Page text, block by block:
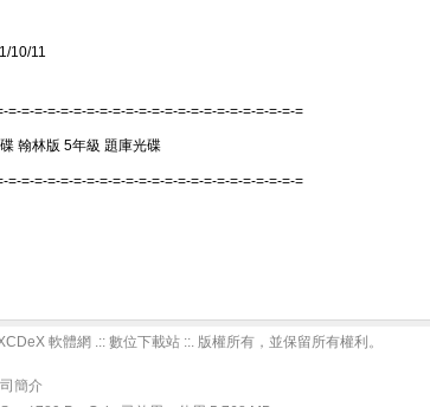
10/11
=-=-=-=-=-=-=-=-=-=-=-=-=-=-=-=-=-=-=-=-=-=-=
翰林版 5年級 題庫光碟
=-=-=-=-=-=-=-=-=-=-=-=-=-=-=-=-=-=-=-=-=-=-=
軟體網 .:: 數位下載站 ::. 版權所有，並保留所有權利。
簡介